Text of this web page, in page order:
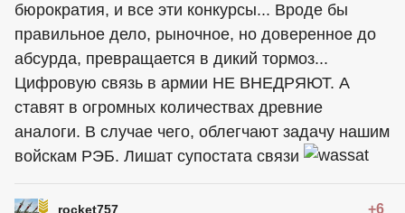
бюрократия, и все эти конкурсы... Вроде бы
правильное дело, рыночное, но доверенное до
абсурда, превращается в дикий тормоз...
Цифровую связь в армии НЕ ВНЕДРЯЮТ. А
ставят в огромных количествах древние
аналоги. В случае чего, облегчают задачу нашим
войскам РЭБ. Лишат супостата связи
rocket757 +6